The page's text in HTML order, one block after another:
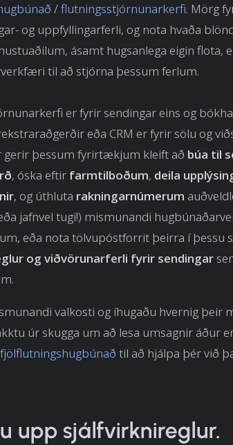
/flutningsstjórnunarkerfi. Mörg
og uppfyllingarferli, og nota hvaða
ásamt hugsanlega eigin flota,
til að stjórna þessum ferlum.
er fyrir sendingar eins og
eða CRM er fyrir sölu og
gerir þessum fyrirtækjum kleift að búa til
, óska eftir farmtilboðum, deila
, og úthluta rakningarnúmerum
jafnvel tugi!) mismunandi
eða nota tölvupóstforrit þeirra í þessu
og viðvörunarferli fyrir sendingar
valkosti og íhugaðu hvernig þeir
úr skugga um að lesa umsagnir áður
til að hjálpa þér við
upp sjálfvirknireglur.